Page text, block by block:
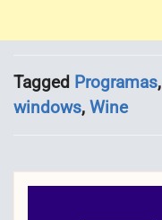
Tagged Programas,
windows, Wine